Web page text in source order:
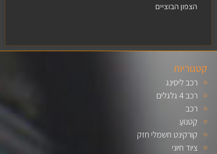
הצפון הבוציים
קטגוריות
רכב ליסינג
רכב 4 גלגלים
רכב
קַטנוֹעַ
קורקינט חשמלי חזק
ציוד חיוני